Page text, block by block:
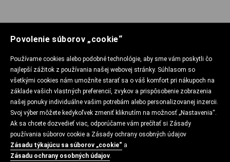
Povolenie súborov „cookie“
Používame cookies alebo podobné technológie, aby sme vám poskytli čo
najlepší zážitok z používania našej webovej stránky. Súhlasom so
všetkými cookies nám umožníte starať sa o váš komfort pri nákupoch na
základe vašich vlastných preferencií, zvykov a prispôsobenie zobrazenia
našej ponuky individuálne vašim potrebám alebo personalizovanej inzercii.
Svoj výber môžete kedykoľvek zmeniť kliknutím na možnosť „Nastavenia“.
Ak sa chcete dozvedieť viac, odporúčame vám prečítať si Zásady
používania súborov cookie a Zásady ochrany osobných údajov
Zásadu týkajúcu sa súborov „cookie“ a
Zásadu ochrany osobných údajov.